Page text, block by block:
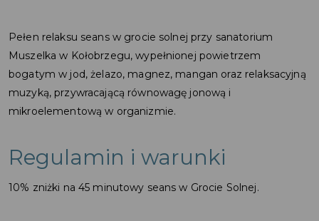
Pełen relaksu seans w grocie solnej przy sanatorium
Muszelka w Kołobrzegu, wypełnionej powietrzem
bogatym w jod, żelazo, magnez, mangan oraz relaksacyjną
muzyką, przywracającą równowagę jonową i
mikroelementową w organizmie.
Regulamin i warunki
10% zniżki na 45 minutowy seans w Grocie Solnej.